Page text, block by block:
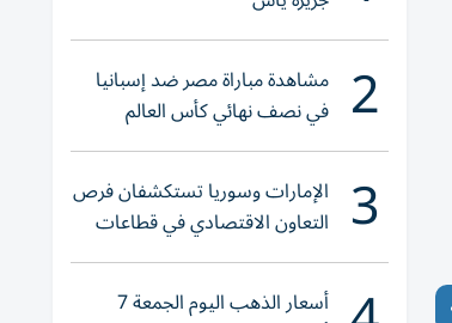
2 مشاهدة مباراة مصر ضد إسبانيا
في نصف نهائي كأس العالم
لناشئات اليد 2026
3 الإمارات وسوريا تستكشفان فرص
التعاون الاقتصادي في قطاعات
حيوية
أسعار الذهب اليوم الجمعة 7